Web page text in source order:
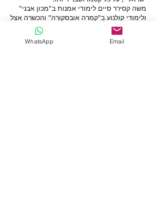
‫משה קסירר סיים לימודי אמנות ב‫"‬מכון אבני‫"‬
ולימודי קולנוע ב‫"‬קמרה אובסקורה‫"‬ והכשרה אצל
האמנים נפתלי גולומב‫,‬ דון ג'סקו ורוברט בוסלר‫.‬
מציג בתערוכות קבוצתיות רבות ובשמונה
תערוכות יחיד.
WhatsApp Email